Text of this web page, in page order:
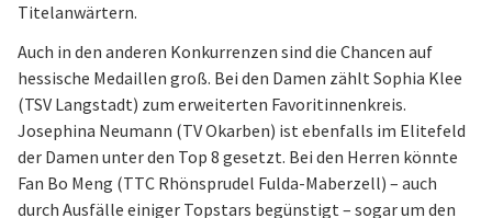
Titelanwärtern.
Auch in den anderen Konkurrenzen sind die Chancen auf
hessische Medaillen groß. Bei den Damen zählt Sophia Klee
(TSV Langstadt) zum erweiterten Favoritinnenkreis.
Josephina Neumann (TV Okarben) ist ebenfalls im Elitefeld
der Damen unter den Top 8 gesetzt. Bei den Herren könnte
Fan Bo Meng (TTC Rhönsprudel Fulda-Maberzell) – auch
durch Ausfälle einiger Topstars begünstigt – sogar um den